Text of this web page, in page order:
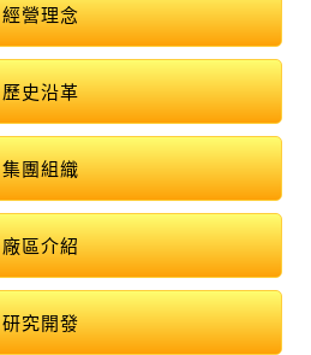
經營理念
歷史沿革
集團組織
廠區介紹
研究開發